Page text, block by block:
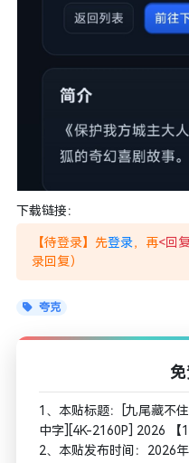
下载链接：
【待登录】先登录，再<回
录回复）
夸克
1、本贴标题：[九尾藏不
中字][4K-2160P] 2026 【
2、本贴发布时间：2026